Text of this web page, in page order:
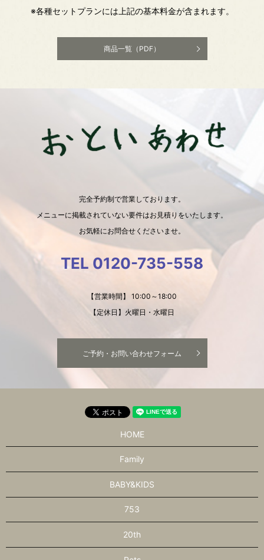
※各種セットプランには上記の基本料金が含まれます。
商品一覧（PDF）
完全予約制で営業しております。
メニューに掲載されていない要件はお見積りをいたします。
お気軽にお問合せくださいませ。
TEL 0120-735-558
【営業時間】 10:00～18:00
【定休日】火曜日・水曜日
ご予約・お問い合わせフォーム
HOME
Family
BABY&KIDS
753
20th